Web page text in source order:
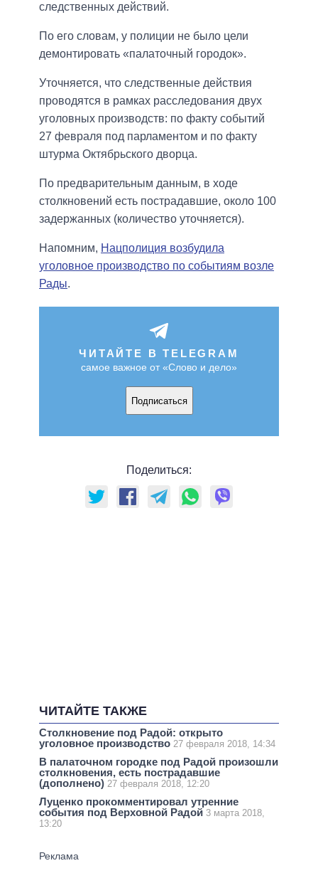
следственных действий.
По его словам, у полиции не было цели
демонтировать «палаточный городок».
Уточняется, что следственные действия
проводятся в рамках расследования двух
уголовных производств: по факту событий
27 февраля под парламентом и по факту
штурма Октябрьского дворца.
По предварительным данным, в ходе
столкновений есть пострадавшие, около 100
задержанных (количество уточняется).
Напомним, Нацполиция возбудила
уголовное производство по событиям возле
Рады.
ЧИТАЙТЕ В TELEGRAM
самое важное от «Слово и дело»
Подписаться
Поделиться:
ЧИТАЙТЕ ТАКЖЕ
Столкновение под Радой: открыто
уголовное производство 27 февраля 2018, 14:34
В палаточном городке под Радой произошли
столкновения, есть пострадавшие
(дополнено) 27 февраля 2018, 12:20
Луценко прокомментировал утренние
события под Верховной Радой 3 марта 2018,
13:20